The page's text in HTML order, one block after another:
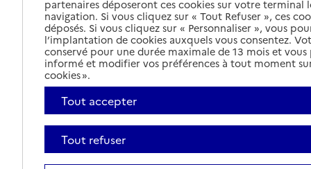
partenaires déposeront ces cookies sur votre terminal
navigation. Si vous cliquez sur « Tout Refuser », ces
déposés. Si vous cliquez sur « Personnaliser », vous
l’implantation de cookies auxquels vous consentez.
conservé pour une durée maximale de 13 mois et
informé et modifier vos préférences à tout moment
cookies ».
Tout accepter
Tout refuser